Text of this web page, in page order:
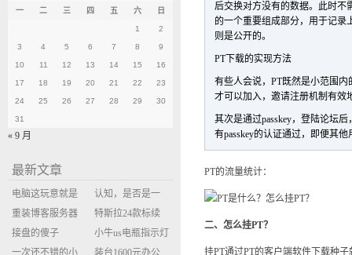
后交换对方没有的数据。此时不
的一个重要组成部分，用于记录
则是公开的。
PT下载的实现方法
有些人会说，PT既然是小范围
才可以加入，邀请注册机制有效
其次是通过passkey，登陆论坛
有passkey的认证通过，即便其
PT的流量统计：
二、怎么挂PT？
挂PT通过PT的客户端软件下载种
一 二 三 四 五 六 日
1 2
3 4 5 6 7 8 9
10 11 12 13 14 15 16
17 18 19 20 21 22 23
24 25 26 27 28 29 30
31
« 9 月
最新文章
电脑这玩意就是
缝缝补补的事
认知，是否是一
座大山？当架构
决策变成配置清
单比价
重装博客服务器
环境
特斯拉24款标续
Model Y 2万公里
使用体验
接盘的傻子
小牛us电瓶指示灯
闪三次不上电
一次还不错的小
装台1600元办公